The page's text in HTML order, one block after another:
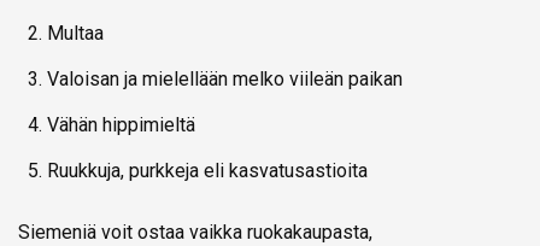
Multaa
Valoisan ja mielellään melko viileän paikan
Vähän hippimieltä
Ruukkuja, purkkeja eli kasvatusastioita
Siemeniä voit ostaa vaikka ruokakaupasta,